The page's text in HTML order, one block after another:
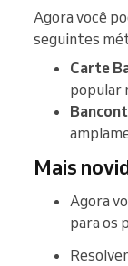
Agora você
seguintes
Carte
popular
Mais
Agora
para os